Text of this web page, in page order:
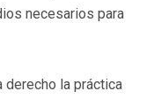
necesarios para
derecho la práctica